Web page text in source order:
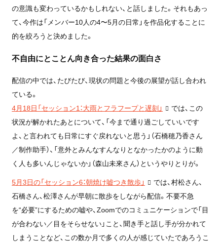
の意識も変わっているかもしれない、と話しました。それもあっ
て、今作は「メンバー10人の4〜5月の日常」を作品化することに
的を絞ろうと決めました。
不自由にとことん向き合った結果の面白さ
配信の中では、たびたび、現状の問題と今後の展望が話し合われ
ている。
4月18日「セッション1：大雨とフラフープと遅刻」
では、この
状況が解かれたあとについて、「今まで通り過ごしていいです
よ、と言われても日常にすぐ戻れないと思う」（石橋穂乃香さん
／制作助手）、「意外とみんなすんなりとなかったかのように動
く人も多いんじゃないか」（森山未來さん）というやりとりが。
5月3日の「セッション6：朝焼け嘘つき散歩」
では、村松さん、
石橋さん、松澤さんが早朝に散歩をしながら配信。不要不急
を“必要”にするための嘘や、Zoomでのコミュニケーションで「目
が合わない／目をそらせない」こと、聞き手と話し手が分かれて
しまうことなど、この数か月で多くの人が感じていたであろうこ